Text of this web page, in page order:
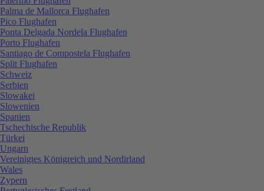
Palma de Mallorca Flughafen
Pico Flughafen
Ponta Delgada Nordela Flughafen
Porto Flughafen
Santiago de Compostela Flughafen
Split Flughafen
Schweiz
Serbien
Slowakei
Slowenien
Spanien
Tschechische Republik
Türkei
Ungarn
Vereinigtes Königreich und Nordirland
Wales
Zypern